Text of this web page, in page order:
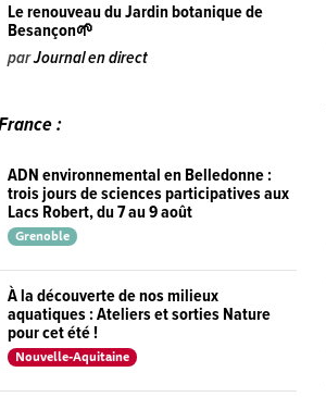
Le renouveau du Jardin botanique de
Besançon🌱
parJournal en direct
:
ADN environnemental en Belledonne :
trois jours de sciences participatives aux
Lacs Robert, du 7 au 9 août
Grenoble
À la découverte de nos milieux
aquatiques : Ateliers et sorties Nature
pour cet été !
Nouvelle-Aquitaine